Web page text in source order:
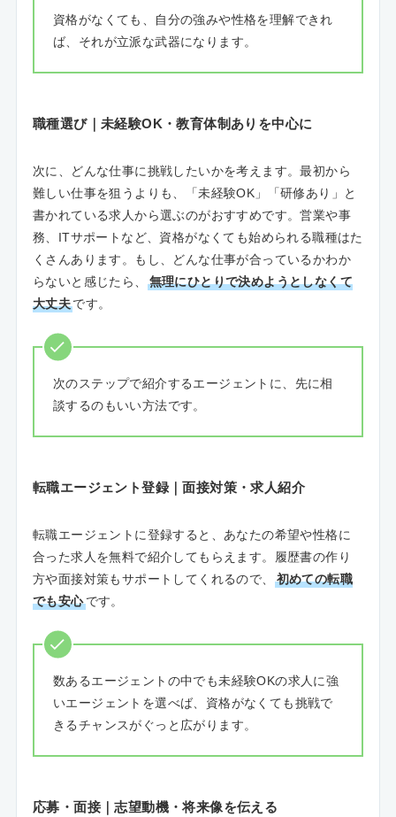
資格がなくても、自分の強みや性格を理解できれ
ば、それが立派な武器になります。
職種選び｜未経験OK・教育体制ありを中心に
次に、どんな仕事に挑戦したいかを考えます。最初から
難しい仕事を狙うよりも、「未経験OK」「研修あり」と
書かれている求人から選ぶのがおすすめです。営業や事
務、ITサポートなど、資格がなくても始められる職種はた
くさんあります。もし、どんな仕事が合っているかわか
らないと感じたら、
無理にひとりで決めようとしなくて
大丈夫です。
次のステップで紹介するエージェントに、先に相
談するのもいい方法です。
転職エージェント登録｜面接対策・求人紹介
転職エージェントに登録すると、あなたの希望や性格に
合った求人を無料で紹介してもらえます。履歴書の作り
方や面接対策もサポートしてくれるので、
初めての転職
でも安心です。
数あるエージェントの中でも未経験OKの求人に強
いエージェントを選べば、資格がなくても挑戦で
きるチャンスがぐっと広がります。
応募・面接｜志望動機・将来像を伝える